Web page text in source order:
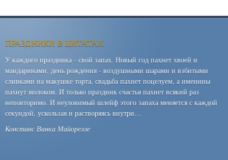
ПРАЗДНИКИ В ЦИТАТАХ
У каждого праздника - свой запах. Новый год пахнет хвоей и
мандаринами, день рождения - воздушными шарами и взбитыми
сливками на макушке торта, свадьба пахнет поцелуем, а именины
пахнут молоком. И только праздник счастья пахнет всякий раз
неповторимо. И неуловимый шлейф этого запаха меняется с каждой
секундой, ускользая и растворяясь внутри…
Констанс Винка Майорелле